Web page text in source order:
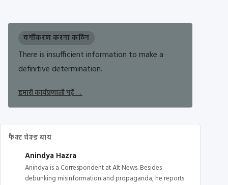
वर्गीकरण करना कठिन
There is insufficient information to make a
definitive determination.
हमारी कार्यप्रणाली पढ़ें→
फैक्ट चेक्ड बाय
Anindya Hazra
Anindya is a Correspondent at Alt News. Besides
debunking misinformation and propaganda, he reports